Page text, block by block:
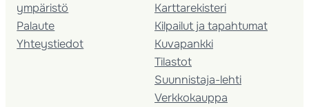
ympäristö
Palaute
Yhteystiedot
Karttarekisteri
Kilpailut ja tapahtumat
Kuvapankki
Tilastot
Suunnistaja-lehti
Verkkokauppa